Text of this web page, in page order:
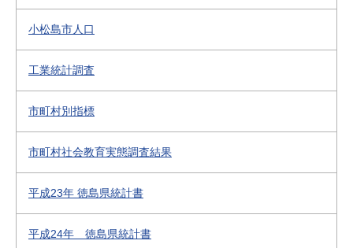
小松島市人口
工業統計調査
市町村別指標
市町村社会教育実態調査結果
平成23年 徳島県統計書
平成24年 徳島県統計書